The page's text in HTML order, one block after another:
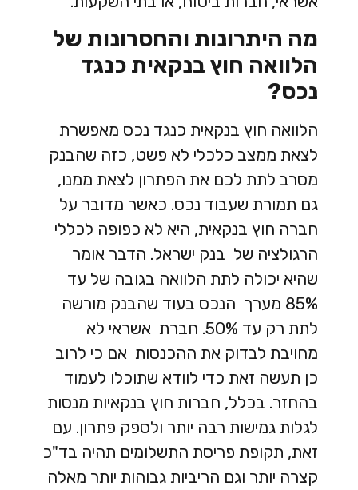
מה היתרונות והחסרונות של
הלוואה חוץ בנקאית כנגד
נכס?
הלוואה חוץ בנקאית כנגד נכס מאפשרת
לצאת ממצב כלכלי לא פשט, כזה שהבנק
מסרב לתת לכם את הפתרון לצאת ממנו,
גם תמורת שעבוד נכס. כאשר מדובר על
חברה חוץ בנקאית, היא לא כפופה לכללי
הרגולציה של בנק ישראל. הדבר אומר
שהיא יכולה לתת הלוואה בגובה של עד
85% מערך הנכס בעוד שהבנק מורשה
לתת רק עד 50%. חברת אשראי לא
מחויבת לבדוק את ההכנסות אם כי לרוב
כן תעשה זאת כדי לוודא שתוכלו לעמוד
בהחזר. בכלל, חברות חוץ בנקאיות מנסות
לגלות גמישות רבה יותר ולספק פתרון. עם
זאת, תקופת פריסת התשלומים תהיה בד"כ
קצרה יותר וגם הריביות גבוהות יותר מאלה